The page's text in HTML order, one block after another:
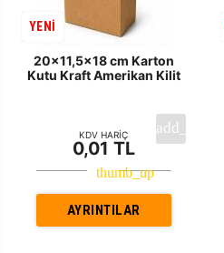
20x11,5x18 cm Karton
Kutu Kraft Amerikan Kilit
YENİ
KDV HARİÇ
0,01 TL
AYRINTILAR